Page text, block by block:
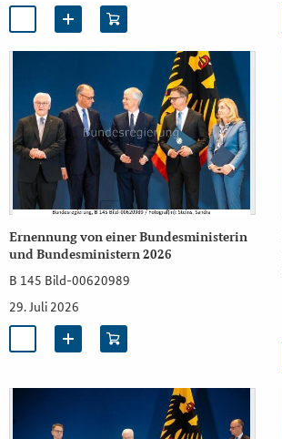
Ernennung von einer Bundesministerin
und Bundesministern 2026
B 145 Bild-00620989
29. Juli 2026